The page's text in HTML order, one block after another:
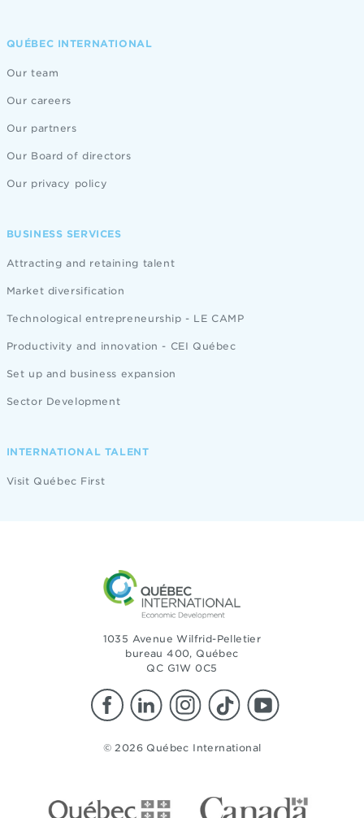
QUÉBEC INTERNATIONAL
Our team
Our careers
Our partners
Our Board of directors
Our privacy policy
BUSINESS SERVICES
Attracting and retaining talent
Market diversification
Technological entrepreneurship - LE CAMP
Productivity and innovation - CEI Québec
Set up and business expansion
Sector Development
INTERNATIONAL TALENT
Visit Québec First
1035 Avenue Wilfrid-Pelletier
bureau 400, Québec
QC G1W 0C5
© 2026 Québec International